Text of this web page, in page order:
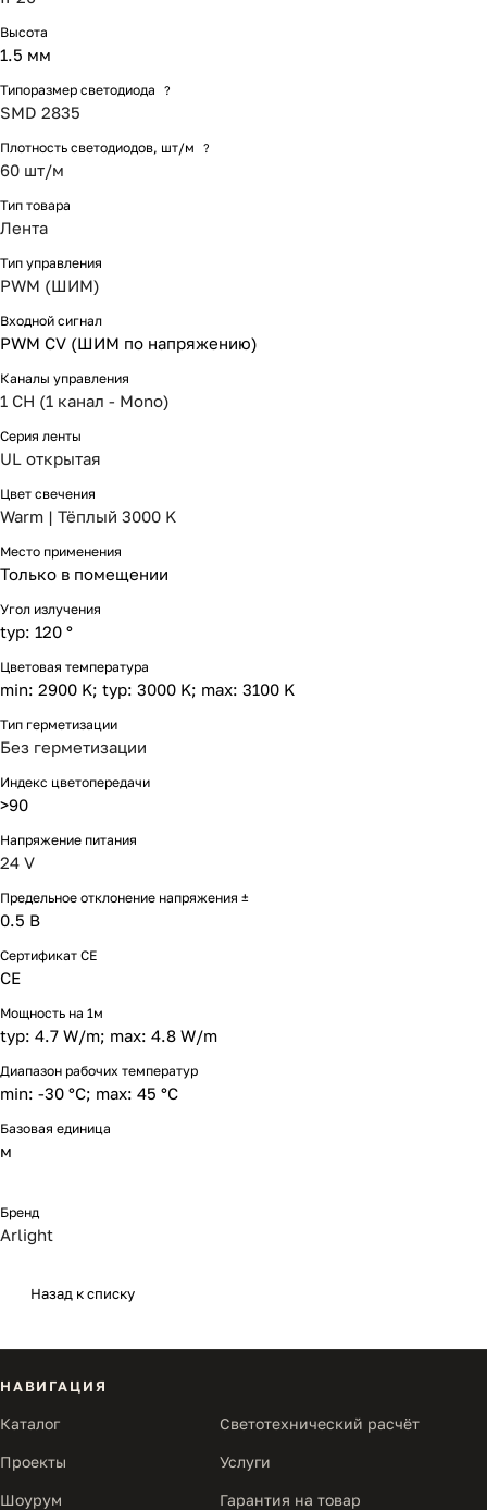
Высота
1.5 мм
Типоразмер светодиода ?
SMD 2835
Плотность светодиодов, шт/м ?
60 шт/м
Тип товара
Лента
Тип управления
PWM (ШИМ)
Входной сигнал
PWM СV (ШИМ по напряжению)
Каналы управления
1 CH (1 канал - Mono)
Серия ленты
UL открытая
Цвет свечения
Warm | Тёплый 3000 K
Место применения
Только в помещении
Угол излучения
typ: 120 °
Цветовая температура
min: 2900 K; typ: 3000 K; max: 3100 K
Тип герметизации
Без герметизации
Индекс цветопередачи
>90
Напряжение питания
24 V
Предельное отклонение напряжения ±
0.5 В
Сертификат CE
CE
Мощность на 1м
typ: 4.7 W/m; max: 4.8 W/m
Диапазон рабочих температур
min: -30 °C; max: 45 °C
Базовая единица
м
Бренд
Arlight
Назад к списку
НАВИГАЦИЯ
Каталог Светотехнический расчёт
Проекты Услуги
Шоурум Гарантия на товар